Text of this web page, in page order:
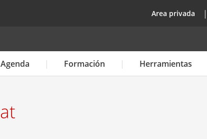
top
Area privada
Agenda Formación Herramientas